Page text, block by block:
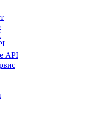
API